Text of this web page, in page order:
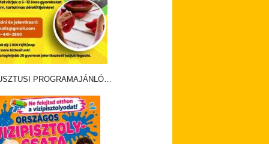
PROGRAMAJÁNLÓ…